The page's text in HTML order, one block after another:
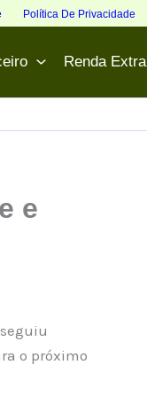
Política De Privacidade
Renda Extra
e
o próximo